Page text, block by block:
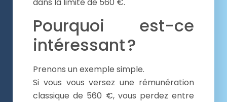
Pourquoi est-ce
intéressant ?
Prenons un exemple simple.
Si vous vous versez une rémunération
classique de 560 €, vous perdez entre